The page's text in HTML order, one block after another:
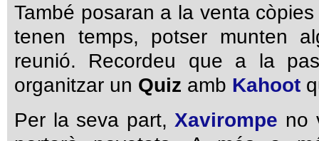
També posaran a la venta
tenen temps, potser munten
reunió. Recordeu que a la
organitzar un Quiz amb Kahoot
Per la seva part, Xavirompe no